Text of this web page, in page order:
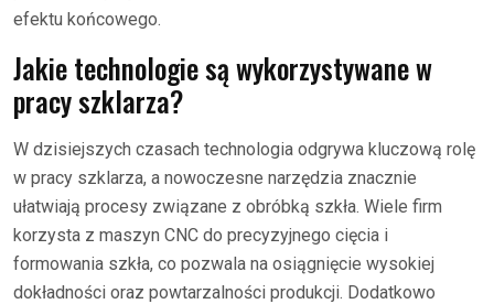
efektu końcowego.
Jakie technologie są wykorzystywane w
pracy szklarza?
W dzisiejszych czasach technologia odgrywa kluczową rolę
w pracy szklarza, a nowoczesne narzędzia znacznie
ułatwiają procesy związane z obróbką szkła. Wiele firm
korzysta z maszyn CNC do precyzyjnego cięcia i
formowania szkła, co pozwala na osiągnięcie wysokiej
dokładności oraz powtarzalności produkcji. Dodatkowo